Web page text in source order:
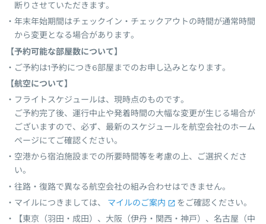
断りさせていただきます。
年末年始期間はチェックイン・チェックアウトの時間が通常時間
から変更となる場合があります。
【予約可能な部屋数について】
ご予約は1予約につき6部屋までのお申し込みとなります。
【航空について】
フライトスケジュールは、現時点のものです。
ご予約完了後、運行中止や発着時間の大幅な変更が生じる場合が
ございますので、必ず、最新のスケジュールを航空会社のホーム
ページにてご確認ください。
空港から宿泊施設までの所要時間等を考慮の上、ご選択くださ
い。
往路・復路で異なる航空会社の組み合わせはできません。
マイルにつきましては、
マイルのご案内
をご確認ください。
【東京（羽田・成田）、大阪（伊丹・関西・神戸）、名古屋（中